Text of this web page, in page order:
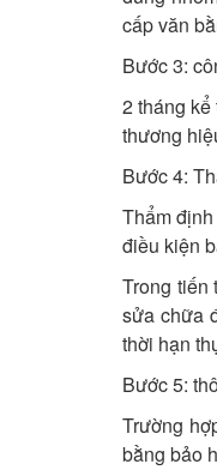
cấp văn
Bước 3:
2 tháng
thương
Bước 4:
Thẩm
điều kiện
Trong tiến
sửa chữa
thời hạn
Bước 5:
Trường
bằng bảo